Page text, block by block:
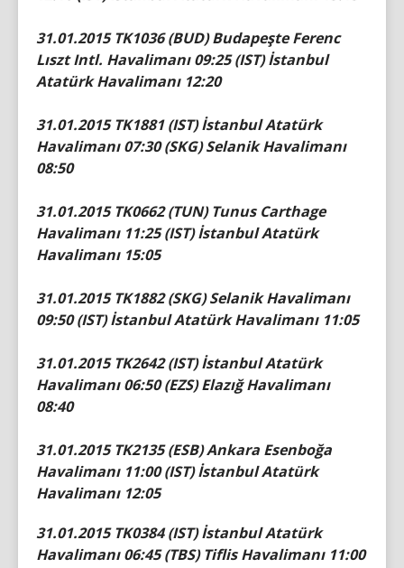
31.01.2015 TK1036 (BUD) Budapeşte Ferenc
Lıszt Intl. Havalimanı 09:25 (IST) İstanbul
Atatürk Havalimanı 12:20
31.01.2015 TK1881 (IST) İstanbul Atatürk
Havalimanı 07:30 (SKG) Selanik Havalimanı
08:50
31.01.2015 TK0662 (TUN) Tunus Carthage
Havalimanı 11:25 (IST) İstanbul Atatürk
Havalimanı 15:05
31.01.2015 TK1882 (SKG) Selanik Havalimanı
09:50 (IST) İstanbul Atatürk Havalimanı 11:05
31.01.2015 TK2642 (IST) İstanbul Atatürk
Havalimanı 06:50 (EZS) Elazığ Havalimanı
08:40
31.01.2015 TK2135 (ESB) Ankara Esenboğa
Havalimanı 11:00 (IST) İstanbul Atatürk
Havalimanı 12:05
31.01.2015 TK0384 (IST) İstanbul Atatürk
Havalimanı 06:45 (TBS) Tiflis Havalimanı 11:00